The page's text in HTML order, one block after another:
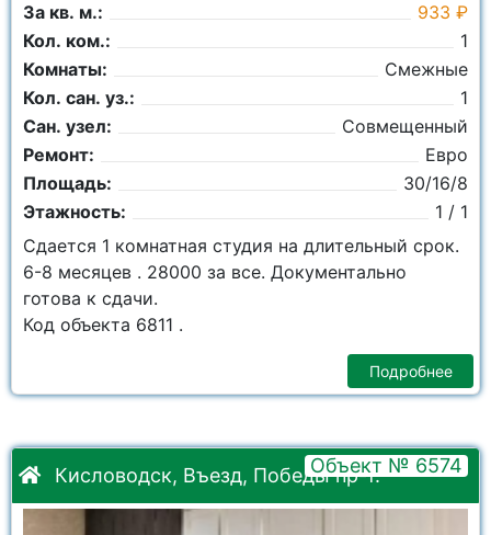
За кв. м.:
933 ₽
Кол. ком.:
1
Комнаты:
Смежные
Кол. сан. уз.:
1
Сан. узел:
Совмещенный
Ремонт:
Евро
Площадь:
30/16/8
Этажность:
1 / 1
Сдается 1 комнатная студия на длительный срок.
6-8 месяцев . 28000 за все. Документально
готова к сдачи.
Код объекта 6811 .
Подробнее
Кисловодск, Въезд, Победы пр-т.Объект № 6574